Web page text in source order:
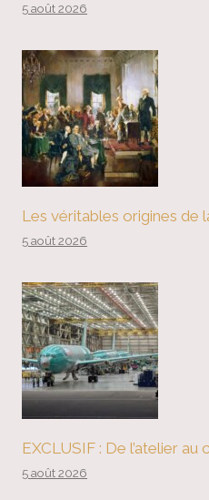
5 août 2026
Les véritables origines de
5 août 2026
EXCLUSIF : De l’atelier
5 août 2026